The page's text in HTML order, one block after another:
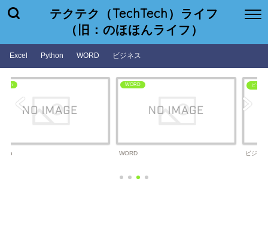
テクテク（TechTech）ライフ
（旧：のほほんライフ）
Excel Python WORD ビジネス